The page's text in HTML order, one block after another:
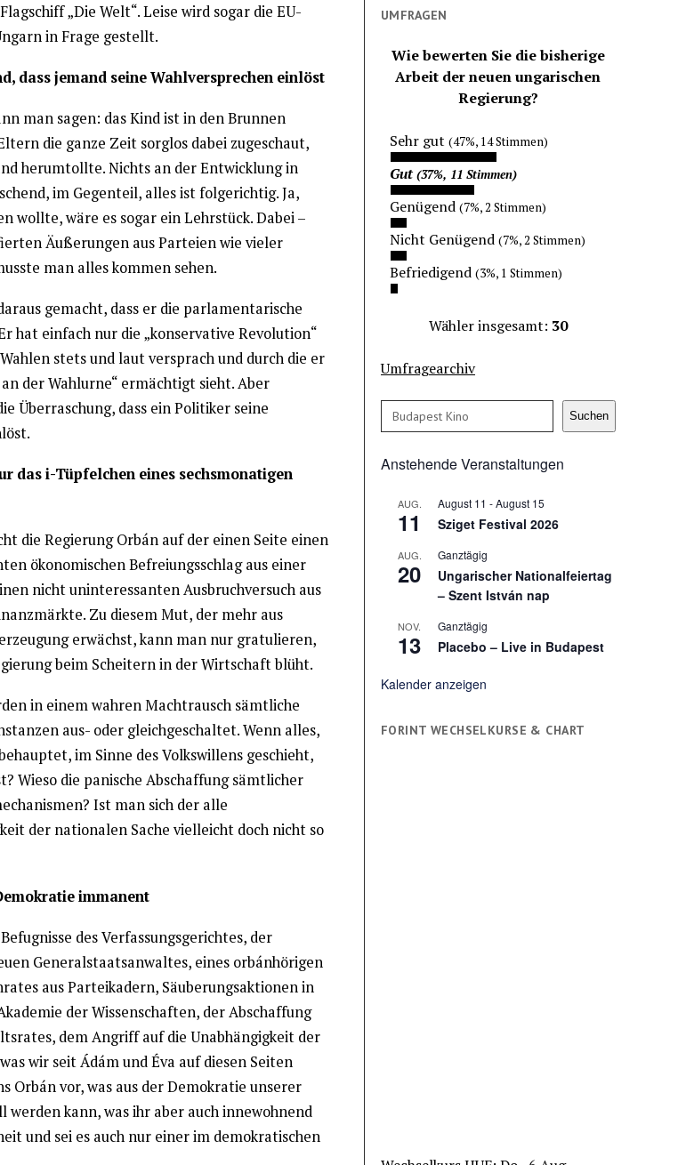
„Die Welt“. Leise wird sogar die EU-
in Frage gestellt.
dass jemand seine Wahlversprechen einlöst
man sagen: das Kind ist in den Brunnen
die ganze Zeit sorglos dabei zugeschaut,
herumtollte. Nichts an der Entwicklung in
im Gegenteil, alles ist folgerichtig. Ja,
wollte, wäre es sogar ein Lehrstück. Dabei –
Äußerungen aus Parteien wie vieler
man alles kommen sehen.
gemacht, dass er die parlamentarische
hat einfach nur die „konservative Revolution“
stets und laut versprach und durch die er
der Wahlurne“ ermächtigt sieht. Aber
Überraschung, dass ein Politiker seine
das i-Tüpfelchen eines sechsmonatigen
die Regierung Orbán auf der einen Seite einen
ökonomischen Befreiungsschlag aus einer
nicht uninteressanten Ausbruchversuch aus
Zu diesem Mut, der mehr aus
erwächst, kann man nur gratulieren,
beim Scheitern in der Wirtschaft blüht.
in einem wahren Machtrausch sämtliche
aus- oder gleichgeschaltet. Wenn alles,
im Sinne des Volkswillens geschieht,
Wieso die panische Abschaffung sämtlicher
Ist man sich der alle
der nationalen Sache vielleicht doch nicht so
immanent
des Verfassungsgerichtes, der
Generalstaatsanwaltes, eines orbánhörigen
aus Parteikadern, Säuberungsaktionen in
der Wissenschaften, der Abschaffung
dem Angriff auf die Unabhängigkeit der
wir seit Ádám und Éva auf diesen Seiten
Orbán vor, was aus der Demokratie unserer
werden kann, was ihr aber auch innewohnend
und sei es auch nur einer im demokratischen
UMFRAGEN
Wie bewerten Sie die bisherige
Arbeit der neuen ungarischen
Regierung?
Sehr gut(47%, 14 Stimmen)
Gut(37%, 11 Stimmen)
Genügend(7%, 2 Stimmen)
Nicht Genügend(7%, 2 Stimmen)
Befriedigend(3%, 1 Stimmen)
Wähler insgesamt: 30
Umfragearchiv
Suchen Suchen
Anstehende Veranstaltungen
AUG.
11
August 11 -August 15
Sziget Festival 2026
AUG.
20
Ganztägig
Ungarischer Nationalfeiertag
– Szent István nap
NOV.
13
Ganztägig
Placebo – Live in Budapest
Kalender anzeigen
FORINT WECHSELKURSE & CHART